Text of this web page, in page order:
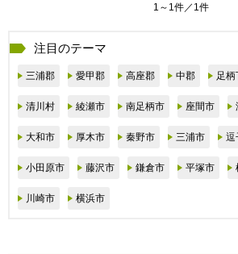
1～1件／1件
注目のテーマ
三浦郡 愛甲郡 高座郡 中郡 足柄
清川村 綾瀬市 南足柄市 座間市
大和市 厚木市 秦野市 三浦市 逗
小田原市 藤沢市 鎌倉市 平塚市
川崎市 横浜市